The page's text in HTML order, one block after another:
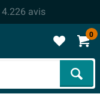
4.226 avis
0